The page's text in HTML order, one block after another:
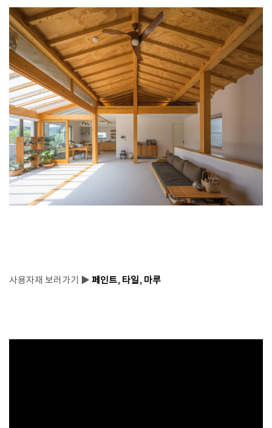
사용자재 보러가기 ▶ 페인트, 타일, 마루